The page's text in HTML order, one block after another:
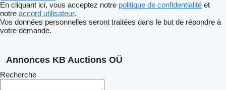
En cliquant ici, vous acceptez notre politique de confidentialité et
notre accord utilisateur.
Vos données personnelles seront traitées dans le but de répondre à
votre demande.
Annonces KB Auctions OÜ
Recherche